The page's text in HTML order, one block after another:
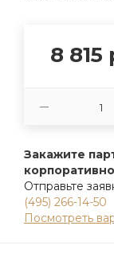
8 815
Закажите
Отправьте
(495) 266-14-50
Посмотреть